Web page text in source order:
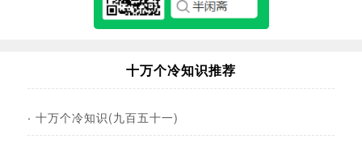
十万个冷知识推荐
· 十万个冷知识(九百五十一)